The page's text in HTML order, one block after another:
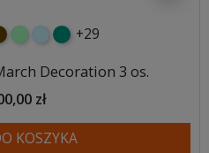
miętowybłękitny
turkusowy
+29
Decoration 3 os.
zł
KOSZYKA